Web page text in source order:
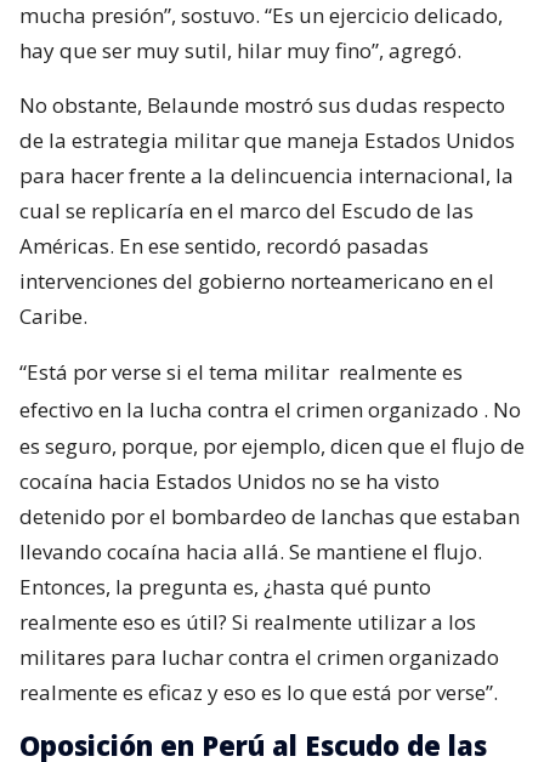
mucha presión”, sostuvo. “Es un ejercicio delicado,
hay que ser muy sutil, hilar muy fino”, agregó.
No obstante, Belaunde mostró sus dudas respecto
de la estrategia militar que maneja Estados Unidos
para hacer frente a la delincuencia internacional, la
cual se replicaría en el marco del Escudo de las
Américas. En ese sentido, recordó pasadas
intervenciones del gobierno norteamericano en el
Caribe.
“Está por verse si el tema militar realmente es
efectivo en la lucha contra el crimen organizado . No
es seguro, porque, por ejemplo, dicen que el flujo de
cocaína hacia Estados Unidos no se ha visto
detenido por el bombardeo de lanchas que estaban
llevando cocaína hacia allá. Se mantiene el flujo.
Entonces, la pregunta es, ¿hasta qué punto
realmente eso es útil? Si realmente utilizar a los
militares para luchar contra el crimen organizado
realmente es eficaz y eso es lo que está por verse”.
Oposición en Perú al Escudo de las